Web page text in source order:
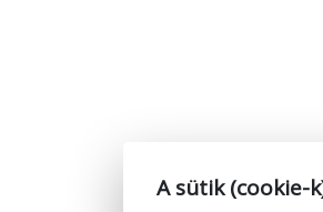
A sütik (cookie-